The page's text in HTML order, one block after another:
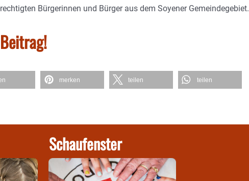
Bürgerinnen und Bürger aus dem Soyener Gemeindegebiet.
merken teilen teilen
Schaufenster